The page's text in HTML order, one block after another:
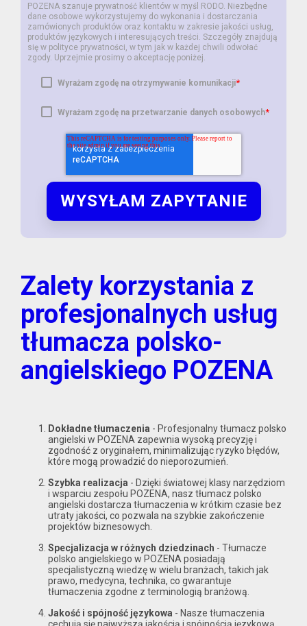
Zalety korzystania z
profesjonalnych usług
tłumacza polsko-
angielskiego POZENA
Dokładne tłumaczenia - Profesjonalny tłumacz polsko
angielski w POZENA zapewnia wysoką precyzję i
zgodność z oryginałem, minimalizując ryzyko błędów,
które mogą prowadzić do nieporozumień.
Szybka realizacja - Dzięki światowej klasy narzędziom
i wsparciu zespołu POZENA, nasz tłumacz polsko
angielski dostarcza tłumaczenia w krótkim czasie bez
utraty jakości, co pozwala na szybkie zakończenie
projektów biznesowych.
Specjalizacja w różnych dziedzinach - Tłumacze
polsko angielskiego w POZENA posiadają
specjalistyczną wiedzę w wielu branżach, takich jak
prawo, medycyna, technika, co gwarantuje
tłumaczenia zgodne z terminologią branżową.
Jakość i spójność językowa - Nasze tłumaczenia
cechują się najwyższą jakością i spójnością językową
POZENA szanuje prywatność klientów w myśl RODO. Niezbędne
dane osobowe wykorzystujemy do wykonania i dostarczania
zamówionych produktów oraz kontaktu w zakresie jakości usług,
produktów językowych i interesujących treści. Szczegóły znajdują
się w polityce prywatności, w tym jak w każdej chwili odwołać
zgody. Uprzejmie prosimy o akceptację poniżej.
Wyrażam zgodę na otrzymywanie komunikacji*
Wyrażam zgodę na przetwarzanie danych osobowych*